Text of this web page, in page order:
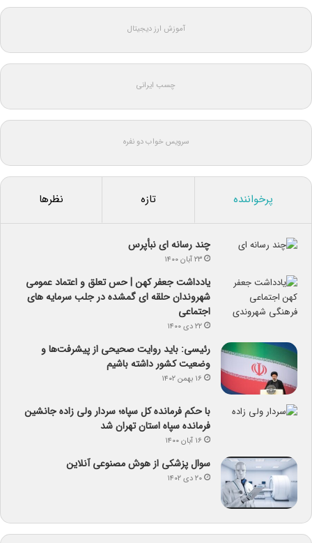
آموزش ارز دیجیتال
چسب ایرانی
سرویس خواب دو نفره
پرخواننده تازه نظرها
چند رسانه ای نبأپرس
۲۳ آبان ۱۴۰۰
یادداشت جعفر کهن | حس تعلق و اعتماد عمومی
شهروندان حلقه ای گمشده در جلب سرمایه های
اجتماعی
۲۲ دی ۱۴۰۰
رئیسی: باید روایت صحیحی از پیشرفت‌ها و
وضعیت کشور داشته باشیم
۱۶ بهمن ۱۴۰۲
با حکم فرمانده کل سپاه؛ سردار ولی زاده جانشین
فرمانده سپاه استان تهران شد
۱۶ آبان ۱۴۰۰
سوال پزشکی از هوش مصنوعی آنلاین
۲۰ دی ۱۴۰۲